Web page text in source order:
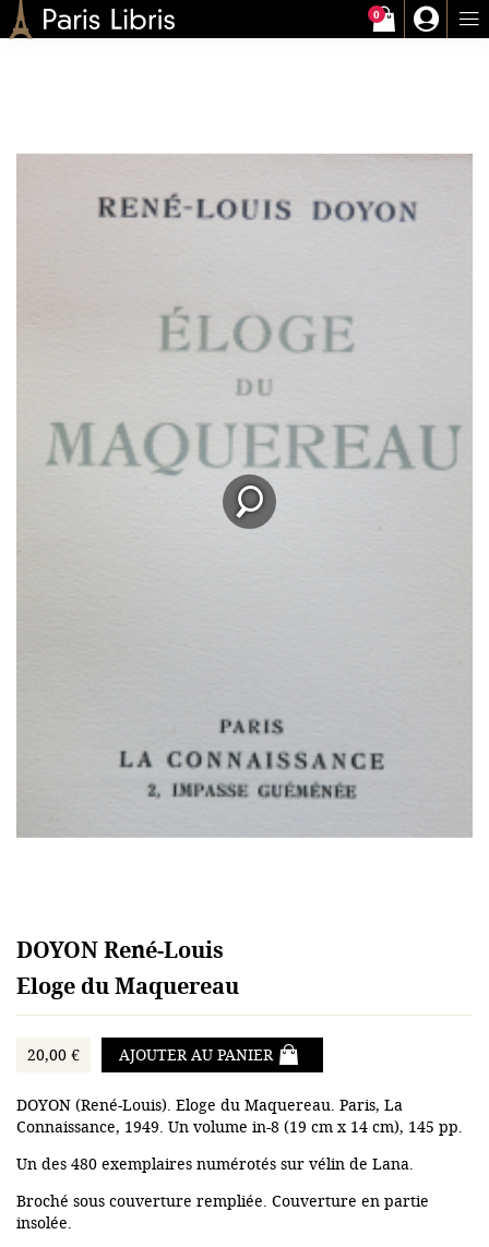
Paris-Libris
0
DOYON René-Louis
Eloge du Maquereau
20,00 € AJOUTER AU PANIER
DOYON (René-Louis). Eloge du Maquereau. Paris, La
Connaissance, 1949. Un volume in-8 (19 cm x 14 cm), 145 pp.
Un des 480 exemplaires numérotés sur vélin de Lana.
Broché sous couverture rempliée. Couverture en partie
insolée.